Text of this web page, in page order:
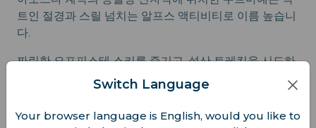
트인 절경과 스릴 넘치는 알프스 액티비티로 이름 높습니
다.
짜릿한 오프피스테 스키를 즐기고, 설산 트레킹을 시도하
거나, 온천에서 휴식을 취해보세요. 몽블랑 스카이웨이 케
이블카를 타고 숨 막힐 듯 아름다운 경치를 감상하는 것도
잊지 마세요.
Switch Language
Your browser language is English, would you like to